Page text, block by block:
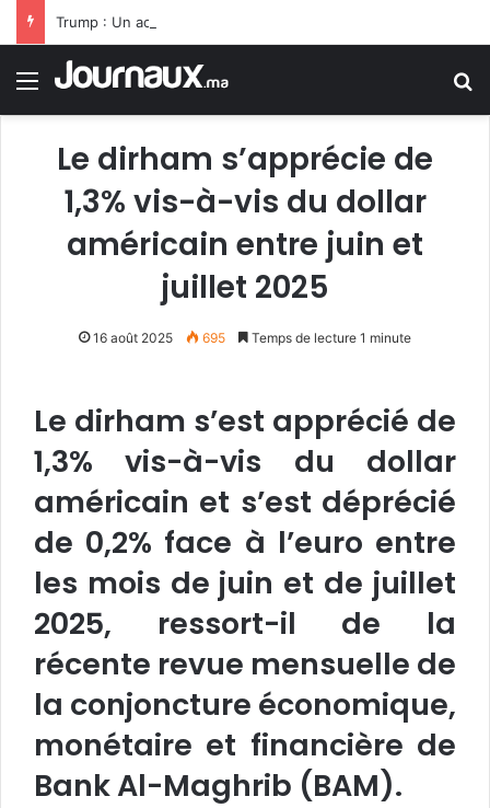
Trump : Un accord avec l’Iran pourrait être conclu bientôt
Menu
Le dirham s’apprécie de
1,3% vis-à-vis du dollar
américain entre juin et
juillet 2025
16 août 2025 695 Temps de lecture 1 minute
Le dirham s’est apprécié de
1,3% vis-à-vis du dollar
américain et s’est déprécié
de 0,2% face à l’euro entre
les mois de juin et de juillet
2025, ressort-il de la
récente revue mensuelle de
la conjoncture économique,
monétaire et financière de
Bank Al-Maghrib (BAM).